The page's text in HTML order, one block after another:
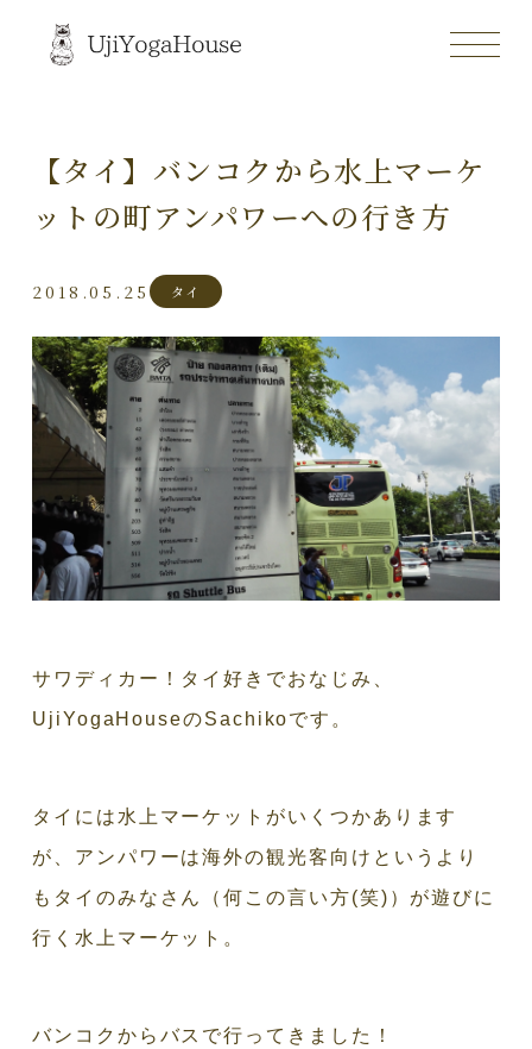
【タイ】バンコクから水上マーケ
ットの町アンパワーへの行き方
2018.05.25 タイ
サワディカー！タイ好きでおなじみ、
UjiYogaHouseのSachikoです。
タイには水上マーケットがいくつかあります
が、アンパワーは海外の観光客向けというより
もタイのみなさん（何この言い方(笑)）が遊びに
行く水上マーケット。
バンコクからバスで行ってきました！